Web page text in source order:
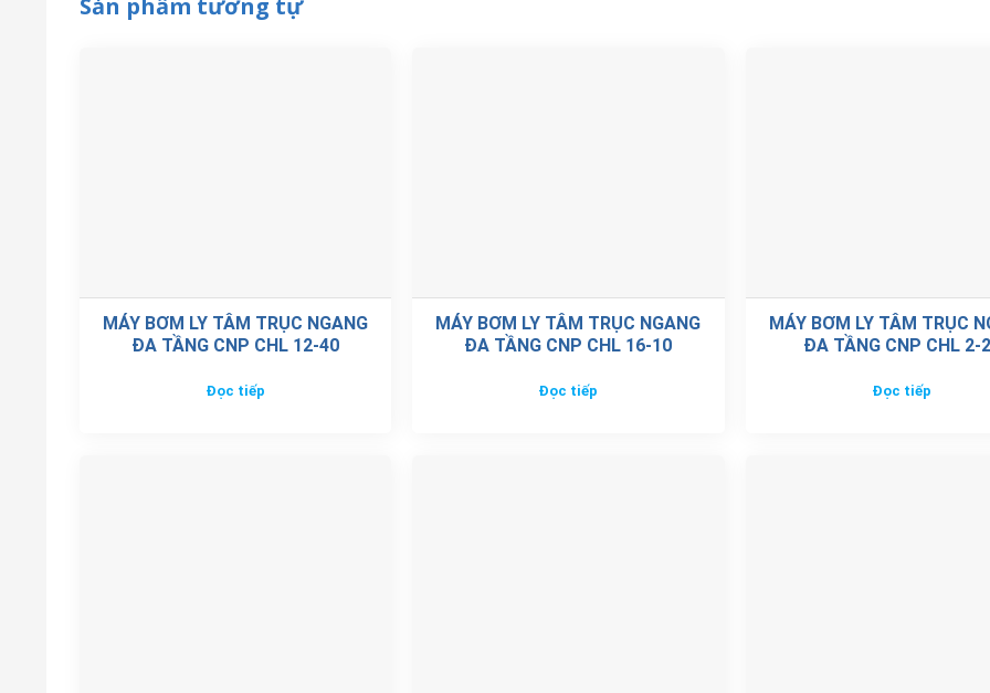
Sản phẩm tương tự
MÁY BƠM LY TÂM TRỤC NGANG
ĐA TẦNG CNP CHL 12-40
Đọc tiếp
MÁY BƠM LY TÂM TRỤC NGANG
ĐA TẦNG CNP CHL 16-10
Đọc tiếp
MÁY BƠM LY TÂM TRỤC
ĐA TẦNG CNP CHL 2-
Đọc tiếp